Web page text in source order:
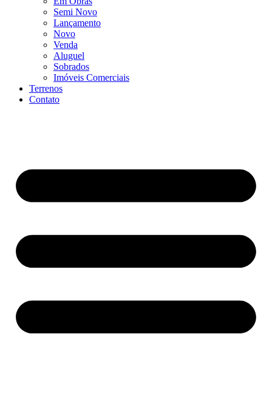
Semi Novo
Lançamento
Novo
Venda
Aluguel
Sobrados
Imóveis Comerciais
Terrenos
Contato